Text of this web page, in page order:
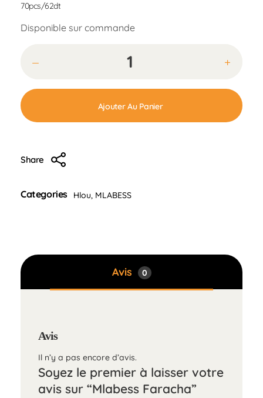
70pcs/62dt
Disponible sur commande
Ajouter Au Panier
Share
Categories Hlou, MLABESS
Avis 0
Avis
Il n’y a pas encore d’avis.
Soyez le premier à laisser votre
avis sur “Mlabess Faracha”